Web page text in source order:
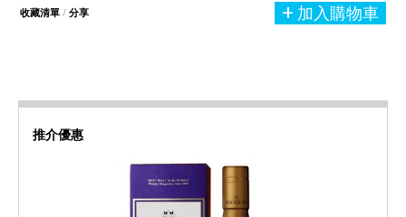
加入購物車
收藏清單 / 分享
推介優惠